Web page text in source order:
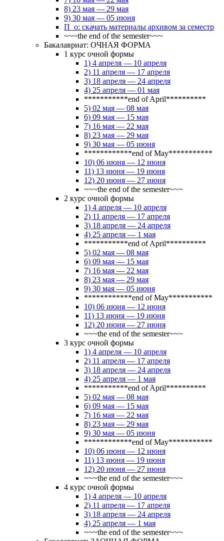
8) 23 мая — 29 мая
9) 30 мая — 05 июня
П_о: скачать материалы архивом за семестр
~~~the end of the semester~~~
Бакалавриат: ОЧНАЯ ФОРМА
1 курс очной формы
1) 4 апреля — 10 апреля
2) 11 апреля — 17 апреля
3) 18 апреля — 24 апреля
4) 25 апреля — 01 мая
***********end of April**********
5) 02 мая — 08 мая
6) 09 мая — 15 мая
7) 16 мая — 22 мая
8) 23 мая — 29 мая
9) 30 мая — 05 июня
************end of May***********
10) 06 июня — 12 июня
11) 13 июня — 19 июня
12) 20 июня — 27 июня
~~~the end of the semester~~~
2 курс очной формы
1) 4 апреля — 10 апреля
2) 11 апреля — 17 апреля
3) 18 апреля — 24 апреля
4) 25 апреля — 1 мая
***********end of April**********
5) 02 мая — 08 мая
6) 09 мая — 15 мая
7) 16 мая — 22 мая
8) 23 мая — 29 мая
9) 30 мая — 05 июня
************end of May***********
10) 06 июня — 12 июня
11) 13 июня — 19 июня
12) 20 июня — 27 июня
~~~the end of the semester~~~
3 курс очной формы
1) 4 апреля — 10 апреля
2) 11 апреля — 17 апреля
3) 18 апреля — 24 апреля
4) 25 апреля — 1 мая
***********end of April**********
5) 02 мая — 08 мая
6) 09 мая — 15 мая
7) 16 мая — 22 мая
8) 23 мая — 29 мая
9) 30 мая — 05 июня
************end of May***********
10) 06 июня — 12 июня
11) 13 июня — 19 июня
12) 20 июня — 27 июня
~~~the end of the semester~~~
4 курс очной формы
1) 4 апреля — 10 апреля
2) 11 апреля — 17 апреля
3) 18 апреля — 24 апреля
4) 25 апреля — 1 мая
~~~the end of the semester~~~